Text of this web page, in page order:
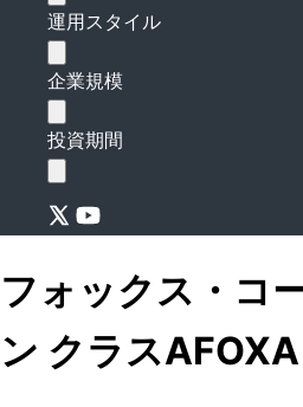
運用スタイル
企業規模
投資期間
フォックス・コ
ン クラスAFOXA